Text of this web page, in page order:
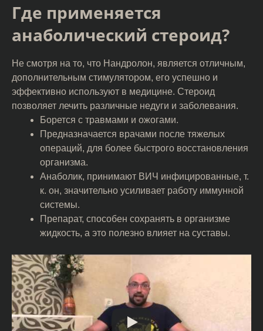
Где применяется
анаболический стероид?
Не смотря на то, что Нандролон, является отличным,
дополнительным стимулятором, его успешно и
эффективно используют в медицине. Стероид
позволяет лечить различные недуги и заболевания.
Борется с травмами и ожогами.
Предназначается врачами после тяжелых
операций, для более быстрого восстановления
организма.
Анаболик, принимают ВИЧ инфицированные, т.
к. он, значительно усиливает работу иммунной
системы.
Препарат, способен сохранять в организме
жидкость, а это полезно влияет на суставы.